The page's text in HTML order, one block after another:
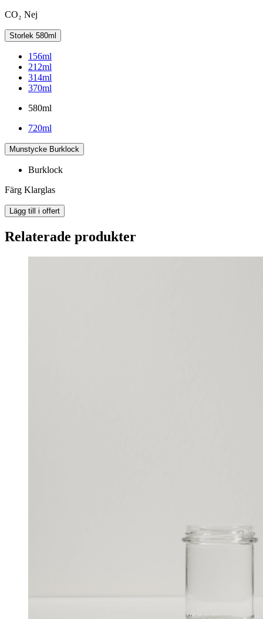
CO₂ Nej
Storlek 580ml
156ml
212ml
314ml
370ml
580ml
720ml
Munstycke Burklock
Burklock
Färg Klarglas
Lägg till i offert
Relaterade produkter